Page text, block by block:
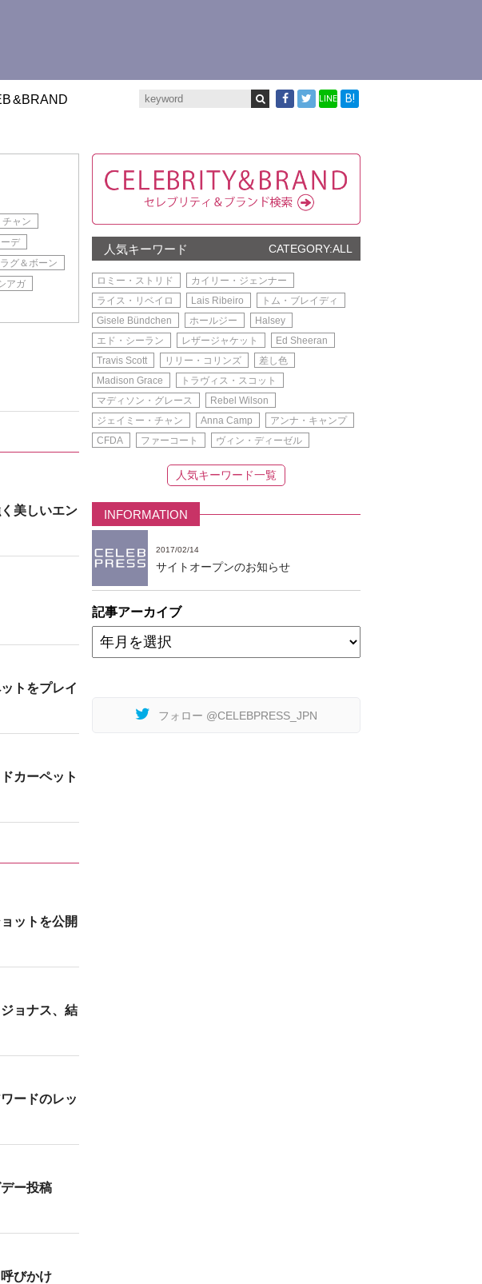
&BRAND LINE B!
チャン
デ
ラグ＆ボーン
アガ
美しいエン
トをプレイ
カーペット
ットを公開
ョナス、結
ードのレッ
ー投稿
びかけ
人気キーワード CATEGORY:ALL
ロミー・ストリド
カイリー・ジェンナー
ライス・リベイロ
Lais Ribeiro
トム・ブレイディ
Gisele Bündchen
ホールジー
Halsey
エド・シーラン
レザージャケット
Ed Sheeran
Travis Scott
リリー・コリンズ
差し色
Madison Grace
トラヴィス・スコット
マディソン・グレース
Rebel Wilson
ジェイミー・チャン
Anna Camp
アンナ・キャンプ
CFDA
ファーコート ヴィン・ディーゼル
人気キーワード一覧
INFORMATION
2017/02/14
サイトオープンのお知らせ
記事アーカイブ
フォロー @CELEBPRESS_JPN